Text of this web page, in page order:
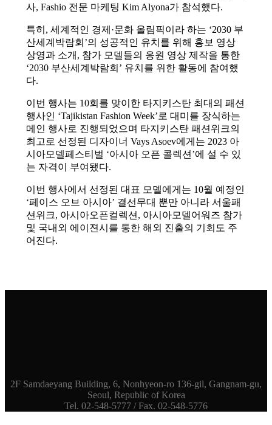
사, Fashio 전문 마케팅 Kim Alyona가 참석했다.
특히, 세계적인 경제·문화 올림픽이라 하는 ‘2030 부
산세계박람회’의 성공적인 유치를 위해 홍보 영상
상영과 소개, 참가 모델들의 응원 영상 제작을 통한
‘2030 부산세계박람회’ 유치를 위한 활동에 참여했
다.
이번 행사는 10회를 맞이한 타지키스탄 최대의 패션
행사인 ‘Tajikistan Fashion Week’로 대미를 장식하는
메인 행사로 진행되었으며 타지키스탄 패션위크의
최고로 선정된 디자이너 Vays Asoev에게는 2023 아
시아모델페스티벌 ‘아시아 오픈 콜렉션’에 설 수 있
는 자격이 부여됐다.
이번 행사에서 선정된 대표 모델에게는 10월 예정인
‘페이스 오브 아시아’ 결선무대 뿐만 아니라 서울패
션위크, 아시아오픈컬렉션, 아시아모델어워즈 참가
및 국내외 에이젼시를 통한 해외 진출의 기회도 주
어진다.
2F Samdaeyang Building, 6, Nonhyeon-ro 136-gil, Gangnam-gu,
Seoul, Republic of Korea
Tel. 02-548-5777 / Fax. 02-548-5776